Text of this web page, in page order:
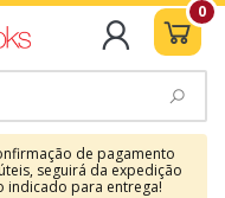
0
de pagamento
seguirá da expedição
indicado para entrega!